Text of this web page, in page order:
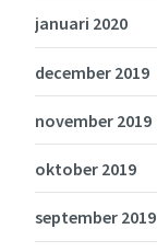
januari 2020
december 2019
november 2019
oktober 2019
september 2019